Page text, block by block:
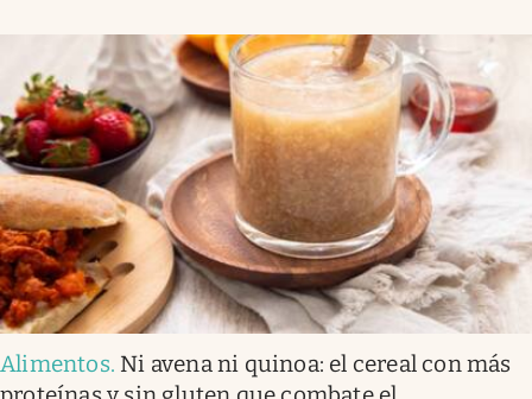
Alimentos. Ni avena ni quinoa: el cereal con más